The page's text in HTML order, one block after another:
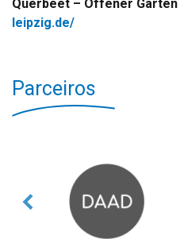
Querbeet – Offener Garten
leipzig.de/
Parceiros